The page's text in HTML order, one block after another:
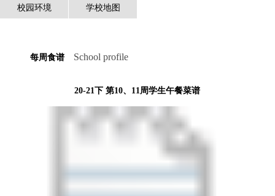
校园环境 学校地图
每周食谱 School profile
20-21下 第10、11周学生午餐菜谱